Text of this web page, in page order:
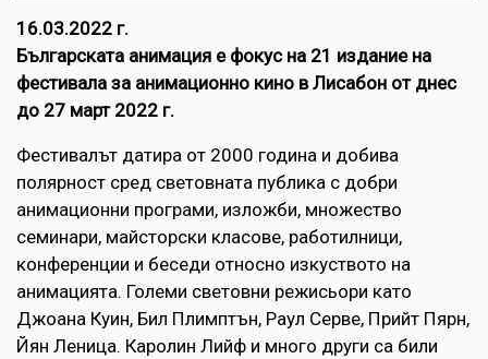
16.03.2022 г.
Българската анимация е фокус на 21 издание на
фестивала за анимационно кино в Лисабон от днес
до 27 март 2022 г.
Фестивалът датира от 2000 година и добива
полярност сред световната публика с добри
анимационни програми, изложби, множество
семинари, майсторски класове, работилници,
конференции и беседи относно изкуството на
анимацията. Големи световни режисьори като
Джоана Куин, Бил Плимптън, Раул Серве, Прийт Пярн,
Йян Леница. Каролин Лийф и много други са били